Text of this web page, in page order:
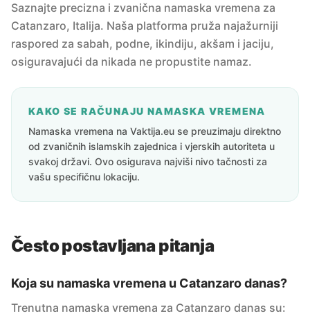
Saznajte precizna i zvanična namaska vremena za
Catanzaro, Italija. Naša platforma pruža najažurniji
raspored za sabah, podne, ikindiju, akšam i jaciju,
osiguravajući da nikada ne propustite namaz.
KAKO SE RAČUNAJU NAMASKA VREMENA
Namaska vremena na Vaktija.eu se preuzimaju direktno
od zvaničnih islamskih zajednica i vjerskih autoriteta u
svakoj državi. Ovo osigurava najviši nivo tačnosti za
vašu specifičnu lokaciju.
Često postavljana pitanja
Koja su namaska vremena u Catanzaro danas?
Trenutna namaska vremena za Catanzaro danas su: